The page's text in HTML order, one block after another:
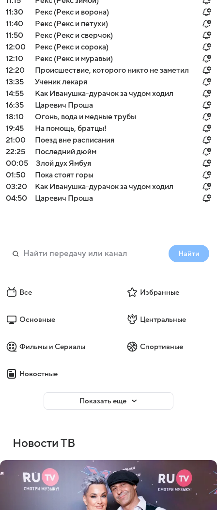
11:30
Рекс (Рекс и ворона)
11:40
Рекс (Рекс и петухи)
11:50
Рекс (Рекс и сверчок)
12:00
Рекс (Рекс и сорока)
12:10
Рекс (Рекс и муравьи)
12:20
Происшествие, которого никто не заметил
13:35
Ученик лекаря
14:55
Как Иванушка-дурачок за чудом ходил
16:35
Царевич Проша
18:10
Огонь, вода и медные трубы
19:45
На помощь, братцы!
21:00
Поезд вне расписания
22:25
Последний дюйм
00:05
Злой дух Ямбуя
01:50
Пока стоят горы
03:20
Как Иванушка-дурачок за чудом ходил
04:50
Царевич Проша
Найти
Все Избранные
Основные Центральные
Фильмы и Сериалы Спортивные
Новостные
Показать еще
Новости ТВ